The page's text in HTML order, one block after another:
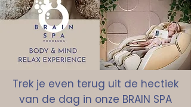
Trek je even terug uit de hectiek
van de dag in onze BRAIN SPA